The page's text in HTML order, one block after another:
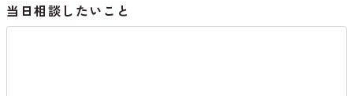
当日相談したいこと